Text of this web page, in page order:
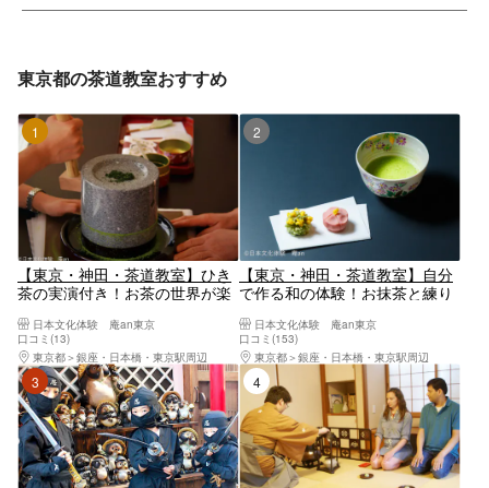
東京都の茶道教室おすすめ
1位
【東京・神田・茶道教室】ひき
茶の実演付き！お茶の世界が楽
日本文化体験 庵an東京
口コミ(13)
東京都
銀座・日本橋・東京駅周辺
【東京・神田・茶道教室】自分
で作る和の体験！お抹茶と練り
日本文化体験 庵an東京
口コミ(153)
東京都
銀座・日本橋・東京駅周辺
3位